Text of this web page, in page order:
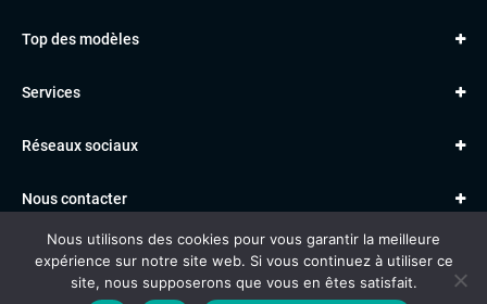
VOLKSWAGEN
BMW
Top des modèles
Classe A
A3
Services
Le garage TBV
Location TBV
Réseaux sociaux
Nous contacter
Données personnelles Mentions légales
Voitures vendues
Nous utilisons des cookies pour vous garantir la meilleure
expérience sur notre site web. Si vous continuez à utiliser ce
site, nous supposerons que vous en êtes satisfait.